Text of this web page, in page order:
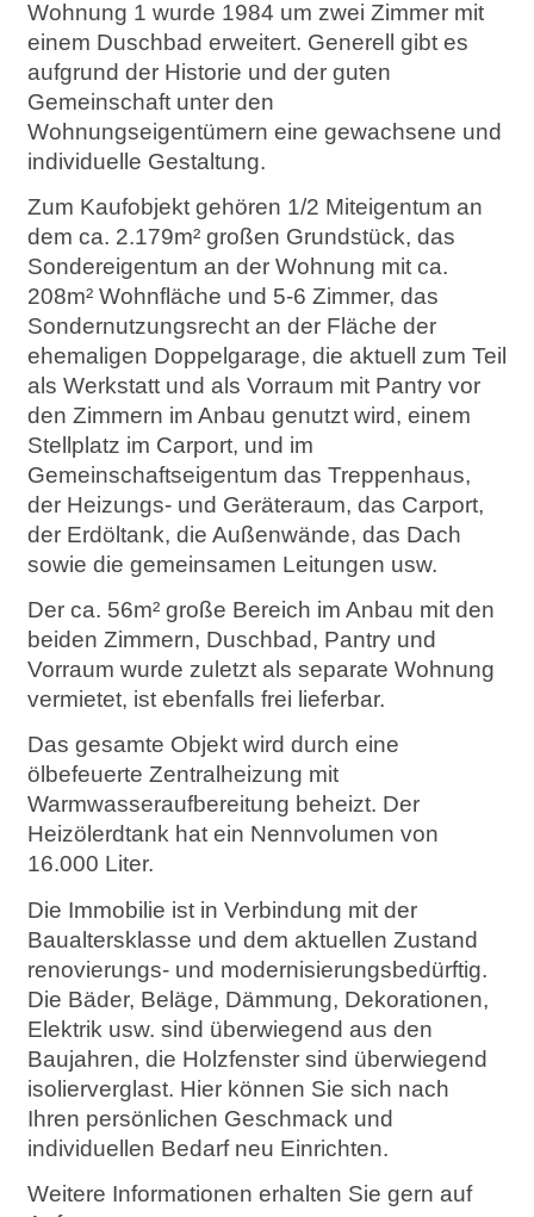
Wohnung 1 wurde 1984 um zwei Zimmer mit
einem Duschbad erweitert. Generell gibt es
aufgrund der Historie und der guten
Gemeinschaft unter den
Wohnungseigentümern eine gewachsene und
individuelle Gestaltung.
Zum Kaufobjekt gehören 1/2 Miteigentum an
dem ca. 2.179m² großen Grundstück, das
Sondereigentum an der Wohnung mit ca.
208m² Wohnfläche und 5-6 Zimmer, das
Sondernutzungsrecht an der Fläche der
ehemaligen Doppelgarage, die aktuell zum Teil
als Werkstatt und als Vorraum mit Pantry vor
den Zimmern im Anbau genutzt wird, einem
Stellplatz im Carport, und im
Gemeinschaftseigentum das Treppenhaus,
der Heizungs- und Geräteraum, das Carport,
der Erdöltank, die Außenwände, das Dach
sowie die gemeinsamen Leitungen usw.
Der ca. 56m² große Bereich im Anbau mit den
beiden Zimmern, Duschbad, Pantry und
Vorraum wurde zuletzt als separate Wohnung
vermietet, ist ebenfalls frei lieferbar.
Das gesamte Objekt wird durch eine
ölbefeuerte Zentralheizung mit
Warmwasseraufbereitung beheizt. Der
Heizölerdtank hat ein Nennvolumen von
16.000 Liter.
Die Immobilie ist in Verbindung mit der
Baualtersklasse und dem aktuellen Zustand
renovierungs- und modernisierungsbedürftig.
Die Bäder, Beläge, Dämmung, Dekorationen,
Elektrik usw. sind überwiegend aus den
Baujahren, die Holzfenster sind überwiegend
isolierverglast. Hier können Sie sich nach
Ihren persönlichen Geschmack und
individuellen Bedarf neu Einrichten.
Weitere Informationen erhalten Sie gern auf